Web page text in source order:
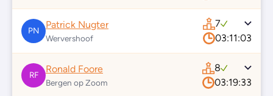
PN
Patrick Nugter
Wervershoof
7
03:11:03
RF
Ronald Foore
Bergen op Zoom
8
03:19:33